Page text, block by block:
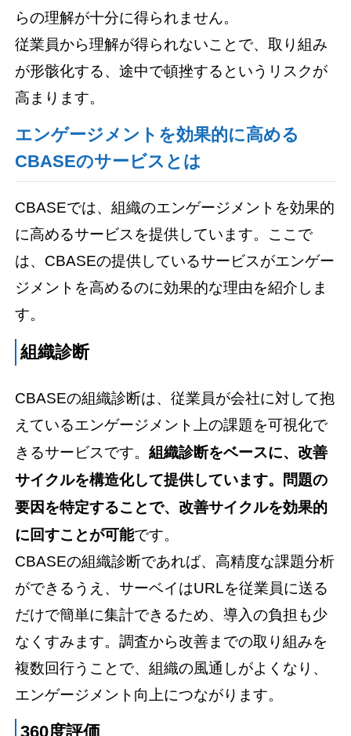
らの理解が十分に得られません。
従業員から理解が得られないことで、取り組み
が形骸化する、途中で頓挫するというリスクが
高まります。
エンゲージメントを効果的に高める
CBASEのサービスとは
CBASEでは、組織のエンゲージメントを効果的
に高めるサービスを提供しています。ここで
は、CBASEの提供しているサービスがエンゲー
ジメントを高めるのに効果的な理由を紹介しま
す。
組織診断
CBASEの組織診断は、従業員が会社に対して抱
えているエンゲージメント上の課題を可視化で
きるサービスです。組織診断をベースに、改善
サイクルを構造化して提供しています。問題の
要因を特定することで、改善サイクルを効果的
に回すことが可能です。
CBASEの組織診断であれば、高精度な課題分析
ができるうえ、サーベイはURLを従業員に送る
だけで簡単に集計できるため、導入の負担も少
なくすみます。調査から改善までの取り組みを
複数回行うことで、組織の風通しがよくなり、
エンゲージメント向上につながります。